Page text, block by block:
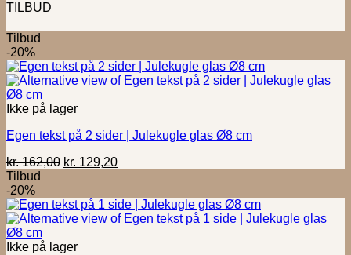
TILBUD
Tilbud
-20%
Ikke på lager
Egen tekst på 2 sider | Julekugle glas Ø8 cm
kr.162,00 Den
var:
kr. 162,00.
kr. 129,20Den
er:
kr. 129,20.
Tilbud
-20%
Ikke på lager